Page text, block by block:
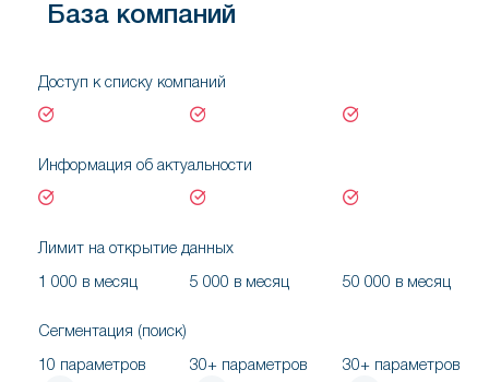
База компаний
Доступ к списку компаний
Информация об актуальности
Лимит на открытие данных
1 000 в месяц 5 000 в месяц 50 000 в месяц
Сегментация (поиск)
10 параметров 30+ параметров 30+ параметров